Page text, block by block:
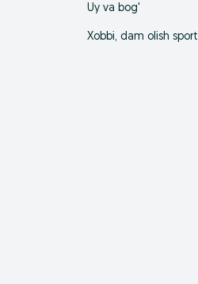
Uy va bog'
Xobbi, dam olish sport